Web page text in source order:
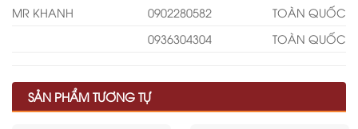
MR KHANH 0902280582
TOÀN QUỐC
0936304304
TOÀN QUỐC
SẢN PHẨM TƯƠNG TỰ